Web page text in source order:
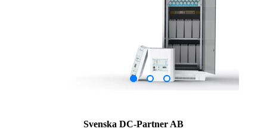
Svenska DC-Partner AB